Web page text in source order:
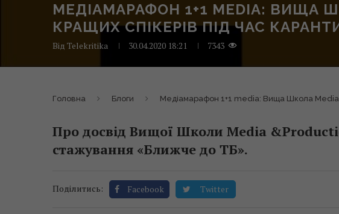
МЕДІАМАРАФОН 1+1 MEDIA: ВИЩА
КРАЩИХ СПІКЕРІВ ПІД ЧАС
Від Telekritika 30.04.2020 18:21 7343
Головна Блоги Медіамарафон 1+1 media: Вища Школа Media
Про досвід Вищої Школи Media
стажування «Ближче до ТБ».
Поділитись: Facebook Twitter